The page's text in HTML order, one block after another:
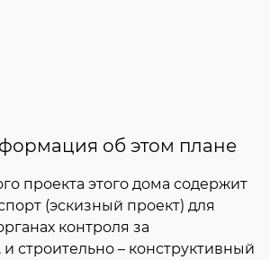
об этом плане
проекта этого дома содержит
(эскизный проект) для
контроля за
и строительно – конструктивный